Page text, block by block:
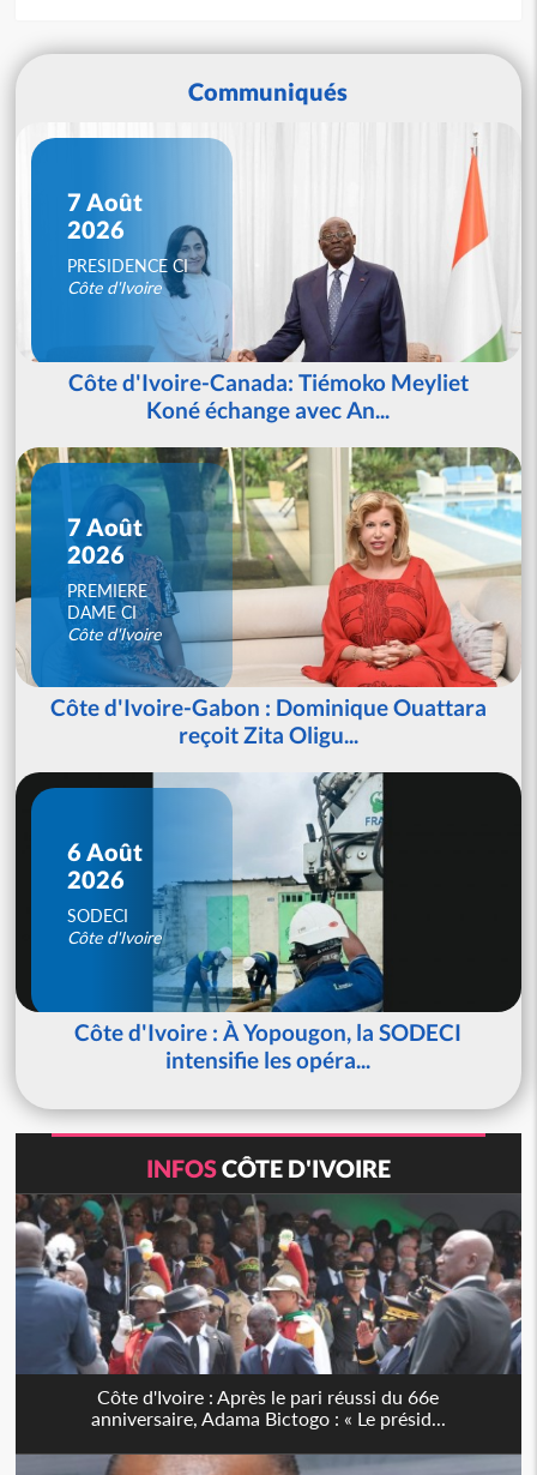
Communiqués
7 Août
2026
PRESIDENCE CI
Côte d'Ivoire
Côte d'Ivoire-Canada: Tiémoko Meyliet
Koné échange avec An...
7 Août
2026
PREMIERE
DAME CI
Côte d'Ivoire
Côte d'Ivoire-Gabon : Dominique Ouattara
reçoit Zita Oligu...
6 Août
2026
SODECI
Côte d'Ivoire
Côte d'Ivoire : À Yopougon, la SODECI
intensifie les opéra...
INFOSCÔTE D'IVOIRE
Côte d'Ivoire : Après le pari réussi du 66e
anniversaire, Adama Bictogo : « Le présid...